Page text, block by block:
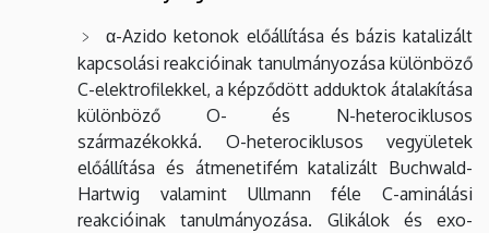
α-Azido ketonok előállítása és bázis katalizált
kapcsolási reakcióinak tanulmányozása különböző
C-elektrofilekkel, a képződött adduktok átalakítása
különböző O- és N-heterociklusos
származékokká. O-heterociklusos vegyületek
előállítása és átmenetifém katalizált Buchwald-
Hartwig valamint Ullmann féle C-aminálási
reakcióinak tanulmányozása. Glikálok és exo-